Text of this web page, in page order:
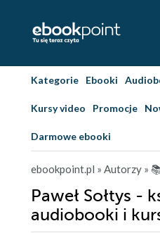
Kategorie Ebooki
Kursy video Promocje
Darmowe ebooki
ebookpoint.pl » Autorzy »
Paweł Sołtys -
audiobooki i